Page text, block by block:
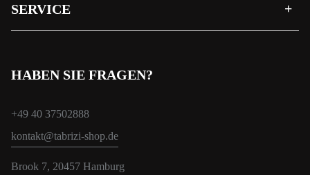
SERVICE
HABEN SIE FRAGEN?
+49 40 37502888
kontakt@tabrizi-shop.de
Brook 7, 20457 Hamburg